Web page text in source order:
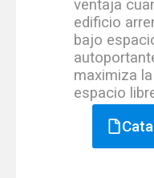
ventaja
edificio
bajo
maximiza
espacio